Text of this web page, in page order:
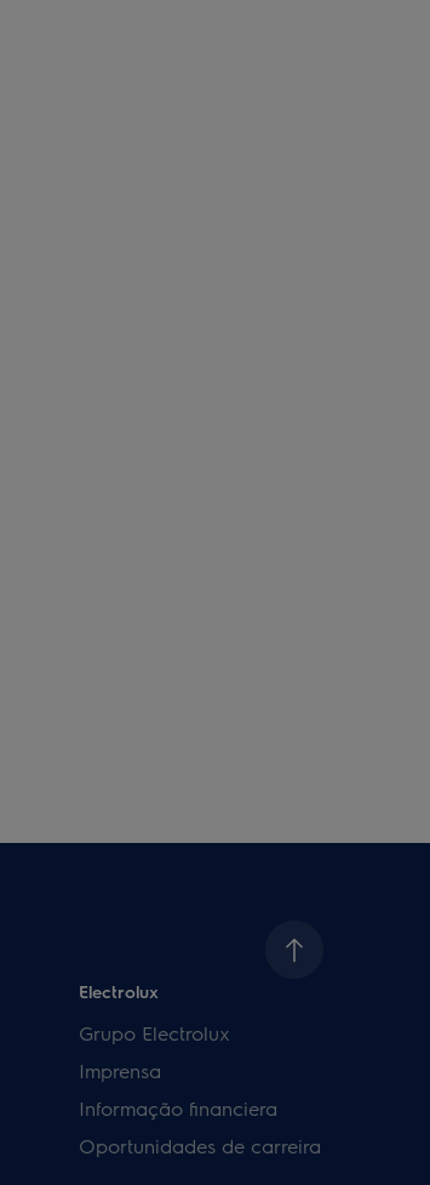
Electrolux
Grupo Electrolux
Imprensa
Informação financiera
Oportunidades de carreira